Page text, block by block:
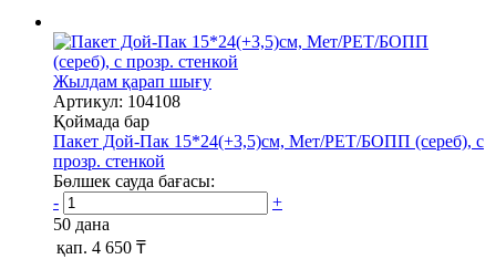
Жылдам қарап шығу
Артикул: 104108
Қоймада бар
Пакет Дой-Пак 15*24(+3,5)см, Мет/PET/БОПП (сереб), с
прозр. стенкой
Бөлшек сауда бағасы:
-
+
50 дана
қап. 4 650 ₸